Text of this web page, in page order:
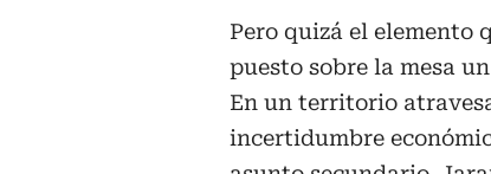
Pero quizá el elemento
puesto sobre la mesa
En un territorio
incertidumbre